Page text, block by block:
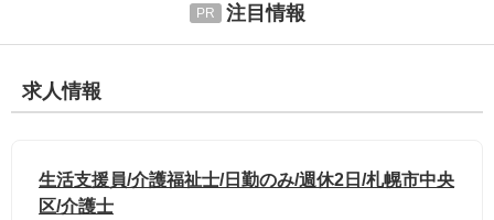
注目情報
求人情報
生活支援員/介護福祉士/日勤のみ/週休2日/札幌市中央
区/介護士